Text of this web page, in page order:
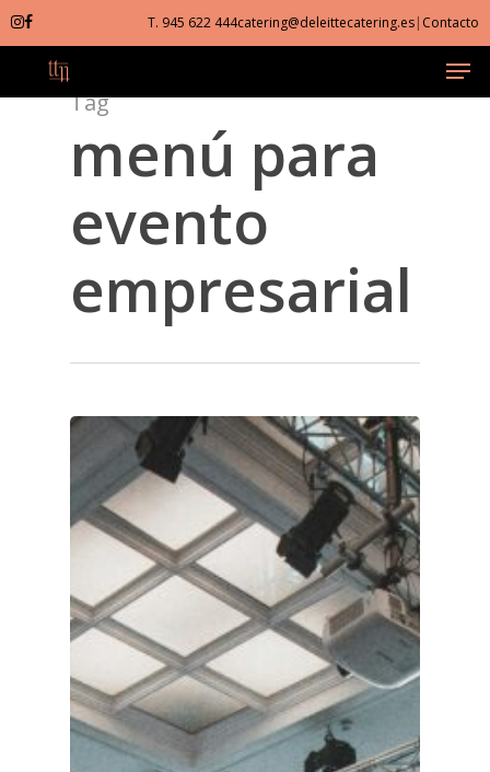
Skip
to
content
T. 945 622 444catering@deleittecatering.es| Contacto
Tag
menú para
evento
empresarial
Close
Menu